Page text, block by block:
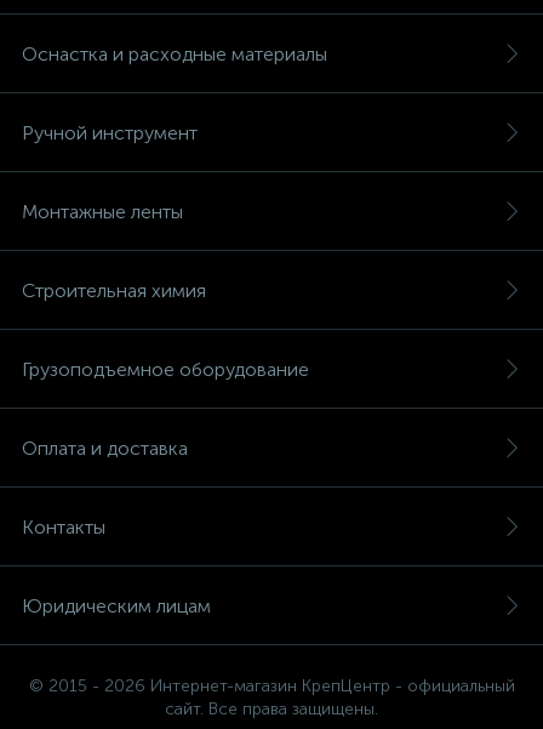
Оснастка и расходные материалы
Ручной инструмент
Монтажные ленты
Строительная химия
Грузоподъемное оборудование
Оплата и доставка
Контакты
Юридическим лицам
© 2015 - 2026 Интернет-магазин КрепЦентр - официальный
сайт. Все права защищены.